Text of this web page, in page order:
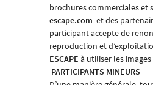
brochures commerciales et
escape.com et des
participant accepte de
reproduction et
ESCAPE à utiliser les
PARTICIPANTS MINEURS